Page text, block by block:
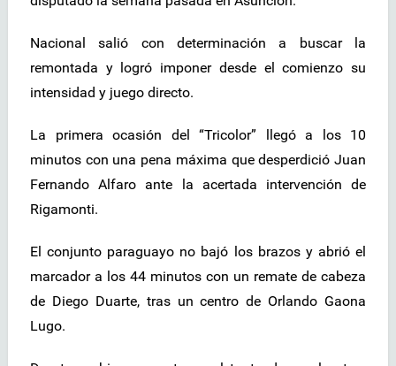
Nacional salió con determinación a buscar la
remontada y logró imponer desde el comienzo su
intensidad y juego directo.
La primera ocasión del “Tricolor” llegó a los 10
minutos con una pena máxima que desperdició Juan
Fernando Alfaro ante la acertada intervención de
Rigamonti.
El conjunto paraguayo no bajó los brazos y abrió el
marcador a los 44 minutos con un remate de cabeza
de Diego Duarte, tras un centro de Orlando Gaona
Lugo.